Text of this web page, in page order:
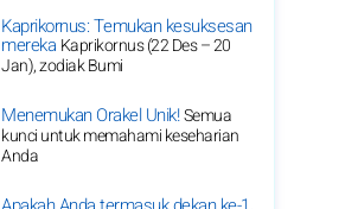
Kaprikornus: Temukan kesuksesan
mereka Kaprikornus (22 Des – 20
Jan), zodiak Bumi
Menemukan Orakel Unik!Semua
kunci untuk memahami keseharian
Anda